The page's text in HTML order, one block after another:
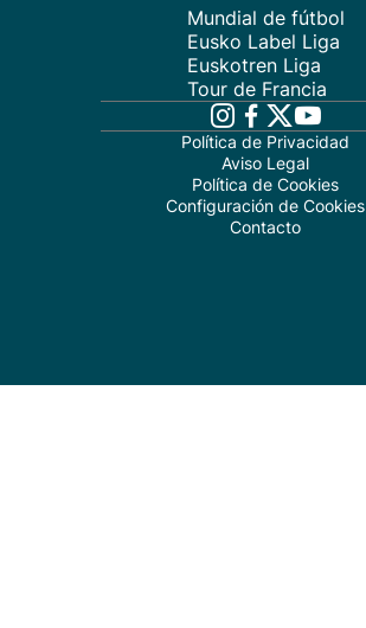
Mundial de fútbol
Eusko Label Liga
Euskotren Liga
Tour de Francia
Política de Privacidad
Aviso Legal
Política de Cookies
Configuración de Cookies
Contacto